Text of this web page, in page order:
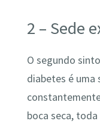
2 – Sede
O segundo
diabetes é uma
boca seca,